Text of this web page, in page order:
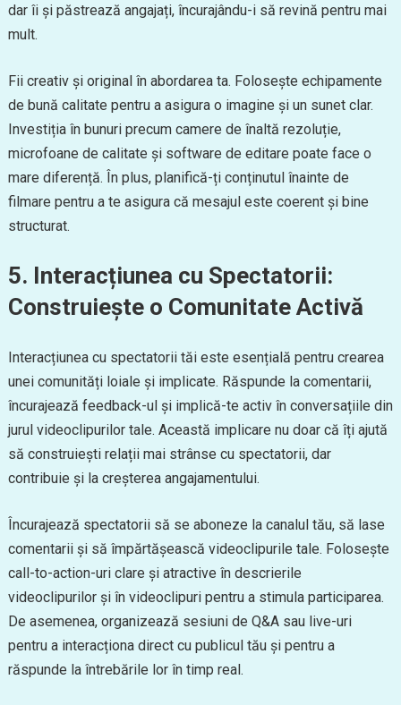
dar îi și păstrează angajați, încurajându-i să revină pentru mai
mult.
Fii creativ și original în abordarea ta. Folosește echipamente
de bună calitate pentru a asigura o imagine și un sunet clar.
Investiția în bunuri precum camere de înaltă rezoluție,
microfoane de calitate și software de editare poate face o
mare diferență. În plus, planifică-ți conținutul înainte de
filmare pentru a te asigura că mesajul este coerent și bine
structurat.
5. Interacțiunea cu Spectatorii:
Construiește o Comunitate Activă
Interacțiunea cu spectatorii tăi este esențială pentru crearea
unei comunități loiale și implicate. Răspunde la comentarii,
încurajează feedback-ul și implică-te activ în conversațiile din
jurul videoclipurilor tale. Această implicare nu doar că îți ajută
să construiești relații mai strânse cu spectatorii, dar
contribuie și la creșterea angajamentului.
Încurajează spectatorii să se aboneze la canalul tău, să lase
comentarii și să împărtășească videoclipurile tale. Folosește
call-to-action-uri clare și atractive în descrierile
videoclipurilor și în videoclipuri pentru a stimula participarea.
De asemenea, organizează sesiuni de Q&A sau live-uri
pentru a interacționa direct cu publicul tău și pentru a
răspunde la întrebările lor în timp real.